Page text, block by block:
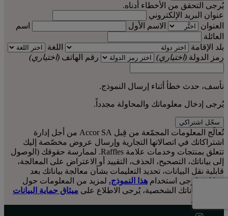
يُرجى التحقق من الأخطاء أدناه.
عنوان البريد الإلكتروني
العنوان
الاسم الأول
اسم
العائلة
بلد الإقامة
اللغة
رمز الدولة (اختياري) رقم الهاتف (اختياري)
نأسف، حدث خطأ أثناء إرسال النموذج.
يُرجى إدخال معلوماتك والمحاولة مجدداً.
سجّل اشتراكي
تُعالَج المعلومات المجمّعة من قِبل Accor SA من أجل إدارة
اشتراكاتك في اتصالاتها التجارية وإرسال عروض مخصّصة إليك
تتعلق بمنتجات وخدمات علامة Raffles. لممارسة حقوقك (الوصول
إلى بياناتك، التصحيح، الحذف، التقييد أو الاعتراض على المعالجة،
قابلية نقل البيانات، تحديد التعليمات بشأن معالجة بياناتك بعد
وفاتك)، يُرجى استخدام هذا النموذج. لمزيد من المعلومات حول
معالجة بياناتك الشخصية، يُرجى الاطلاع على ميثاق حماية البيانات
.